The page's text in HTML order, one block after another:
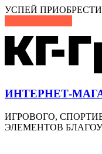
Перейти
УСПЕЙ
ИНТЕРНЕТ-
ИГРОВОГО,
ЭЛЕМЕНТОВ